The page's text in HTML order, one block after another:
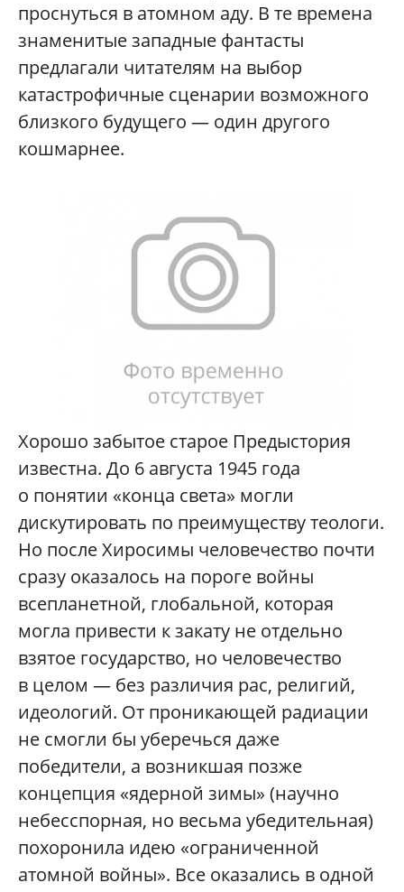
проснуться в атомном аду. В те времена
знаменитые западные фантасты
предлагали читателям на выбор
катастрофичные сценарии возможного
близкого будущего — один другого
кошмарнее.
Хорошо забытое старое Предыстория
известна. До 6 августа 1945 года
о понятии «конца света» могли
дискутировать по преимуществу теологи.
Но после Хиросимы человечество почти
сразу оказалось на пороге войны
всепланетной, глобальной, которая
могла привести к закату не отдельно
взятое государство, но человечество
в целом — без различия рас, религий,
идеологий. От проникающей радиации
не смогли бы уберечься даже
победители, а возникшая позже
концепция «ядерной зимы» (научно
небесспорная, но весьма убедительная)
похоронила идею «ограниченной
атомной войны». Все оказались в одной